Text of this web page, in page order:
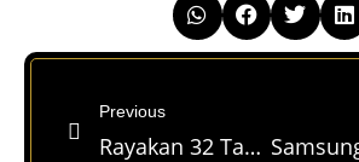
Previous
Rayakan 32 Tahun Cerita di Balik Rasa bersama Imperial Kitchen & Dimsum